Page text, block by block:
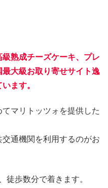
熟成チーズケーキ、プレ
大級お取り寄せサイト逸
ます。
マリトッツォを提供した
通機関を利用するのがお
徒歩数分で着きます。